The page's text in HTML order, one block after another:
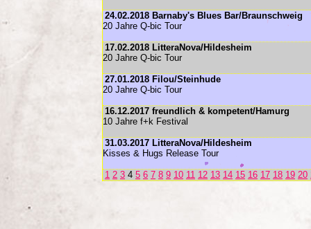
24.02.2018 Barnaby's Blues Bar/Braunschweig
20 Jahre Q-bic Tour
17.02.2018 LitteraNova/Hildesheim
20 Jahre Q-bic Tour
27.01.2018 Filou/Steinhude
20 Jahre Q-bic Tour
16.12.2017 freundlich & kompetent/Hamurg
10 Jahre f+k Festival
31.03.2017 LitteraNova/Hildesheim
Kisses & Hugs Release Tour
1 2 3 4 5 6 7 8 9 10 11 12 13 14 15 16 17 18 19 20